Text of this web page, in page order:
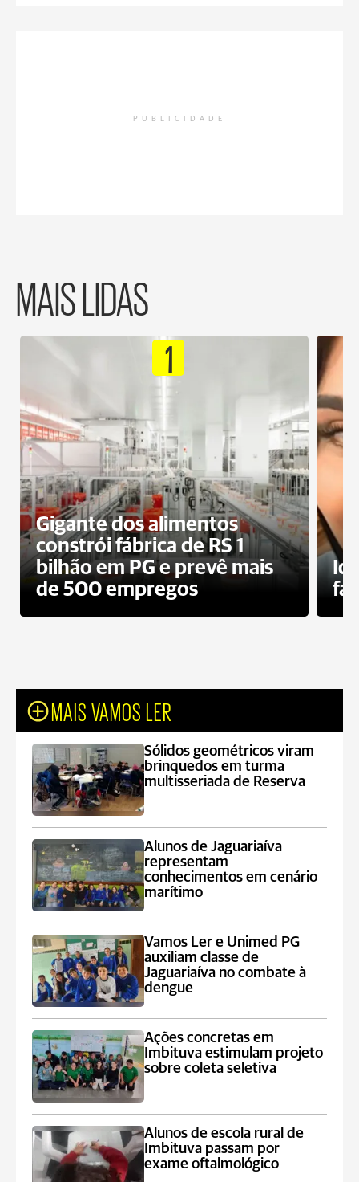
PUBLICIDADE
MAIS LIDAS
1
Gigante dos alimentos
constrói fábrica de RS 1
bilhão em PG e prevê mais
de 500 empregos
MAIS VAMOS LER
Sólidos geométricos viram
brinquedos em turma
multisseriada de Reserva
Alunos de Jaguariaíva
representam
conhecimentos em cenário
marítimo
Vamos Ler e Unimed PG
auxiliam classe de
Jaguariaíva no combate à
dengue
Ações concretas em
Imbituva estimulam projeto
sobre coleta seletiva
Alunos de escola rural de
Imbituva passam por
exame oftalmológico